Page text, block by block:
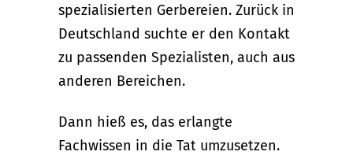
spezialisierten Gerbereien. Zurück in
Deutschland suchte er den Kontakt
zu passenden Spezialisten, auch aus
anderen Bereichen.
Dann hieß es, das erlangte
Fachwissen in die Tat umzusetzen.